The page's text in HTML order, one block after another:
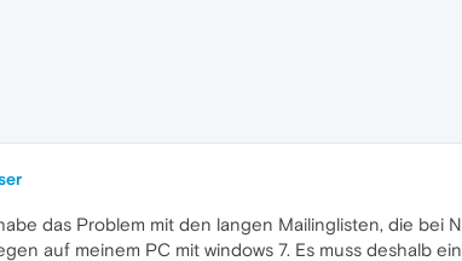
das Problem mit den langen Mailinglisten, die bei
auf meinem PC mit windows 7. Es muss deshalb